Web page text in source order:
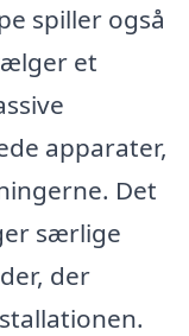
spiller også
et
apparater,
Det
særlige
der